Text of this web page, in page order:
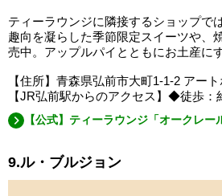
ティーラウンジに隣接するショップで
趣向を凝らした季節限定スイーツや、
売中。アップルパイとともにお土産に
【住所】青森県弘前市大町1-1-2 アー
【JR弘前駅からのアクセス】◆徒歩：
【公式】ティーラウンジ「オークレー
9.ル・ブルジョン